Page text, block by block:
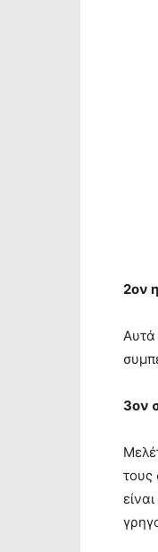
2ον
Αυτά
3ον
τους